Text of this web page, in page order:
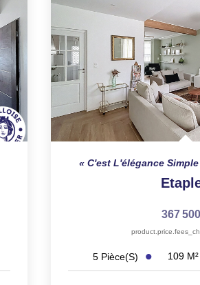
C'est L'élégance
367
5 Pièce(s) 109 M²